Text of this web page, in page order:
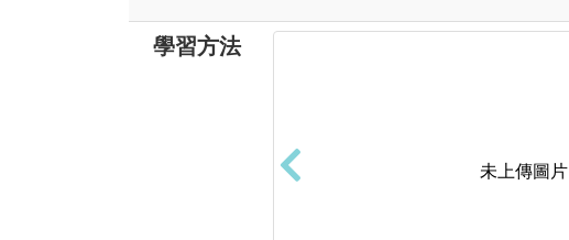
學習方法
未上傳圖片